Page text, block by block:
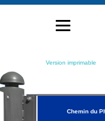
Version imprimable
Chemin du